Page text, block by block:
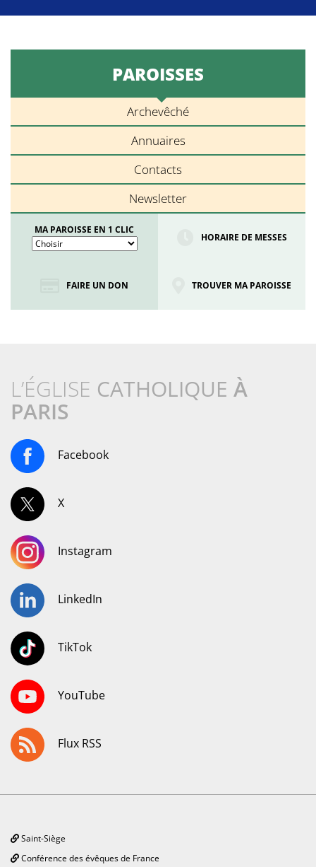
PAROISSES
Archevêché
Annuaires
Contacts
Newsletter
MA PAROISSE EN 1 CLIC
HORAIRE DE MESSES
FAIRE UN DON TROUVER MA PAROISSE
L’ÉGLISE CATHOLIQUE À
PARIS
Facebook
X
Instagram
LinkedIn
TikTok
YouTube
Flux RSS
Saint-Siège
Conférence des évêques de France